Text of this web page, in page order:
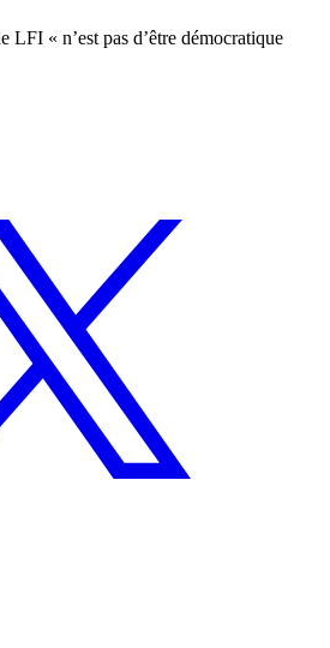
LFI « n’est pas d’être démocratique